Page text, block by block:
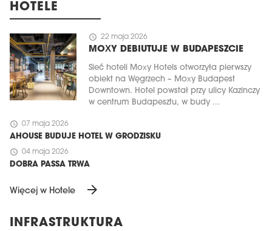
HOTELE
schedule 22 maja 2026
MOXY DEBIUTUJE W BUDAPESZCIE
Sieć hoteli Moxy Hotels otworzyła pierwszy
obiekt na Węgrzech – Moxy Budapest
Downtown. Hotel powstał przy ulicy Kazinczy
w centrum Budapesztu, w budy ...
schedule 07 maja 2026
AHOUSE BUDUJE HOTEL W GRODZISKU
schedule 04 maja 2026
DOBRA PASSA TRWA
Więcej w Hotele arrow_forward
INFRASTRUKTURA